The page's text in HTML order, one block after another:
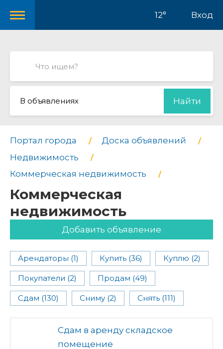
12° Вход
В объявлениях Найти
Портал города
Доска объявлений
Недвижимость
Коммерческая недвижимость
Коммерческая
недвижимость
Добавить объявление
Арендаторы (1) Купить (36) Куплю (2)
Покупатели (2) Продам (49)
Сдам (130) Сниму (2) Снять (111)
Сдам в аренду складское
помещение